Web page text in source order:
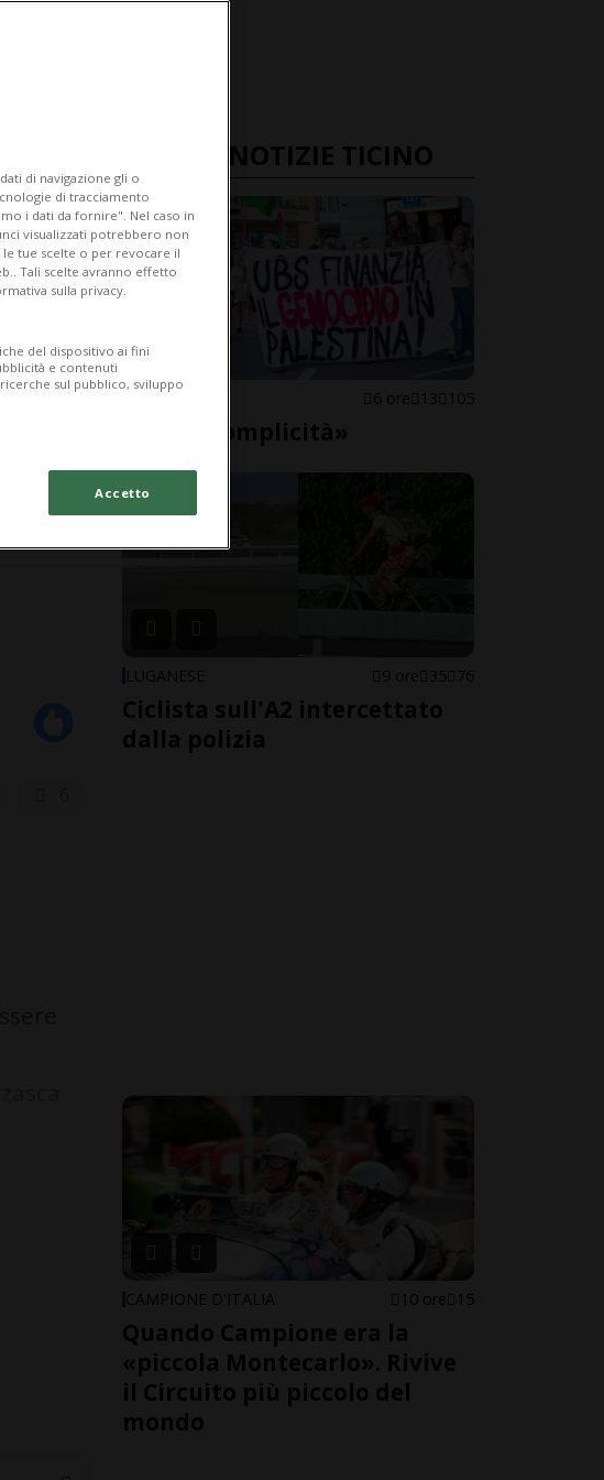
ULTIME NOTIZIE TICINO
LOCARNO 6 ore 13 105
«Basta complicità»
LUGANESE 9 ore 35 76
Ciclista sull'A2 intercettato
dalla polizia
CAMPIONE D'ITALIA 10 ore 15
Quando Campione era la
«piccola Montecarlo». Rivive
il Circuito più piccolo del
mondo
di navigazione gli o
di tracciamento
i dati da fornire". Nel caso in
visualizzati potrebbero non
tue scelte o per revocare il
Tali scelte avranno effetto
sulla privacy.
del dispositivo ai fini
e contenuti
sul pubblico, sviluppo
Accetto